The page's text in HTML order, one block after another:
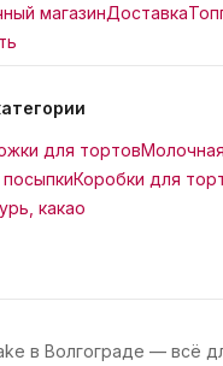
магазинДоставка
для тортов
Коробки для
какао
в Волгограде — всё